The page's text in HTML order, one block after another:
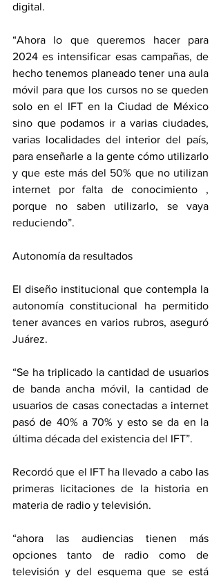
digital.
“Ahora lo que queremos hacer para
2024 es intensificar esas campañas, de
hecho tenemos planeado tener una aula
móvil para que los cursos no se queden
solo en el IFT en la Ciudad de México
sino que podamos ir a varias ciudades,
varias localidades del interior del país,
para enseñarle a la gente cómo utilizarlo
y que este más del 50% que no utilizan
internet por falta de conocimiento ,
porque no saben utilizarlo, se vaya
reduciendo”.
Autonomía da resultados
El diseño institucional que contempla la
autonomía constitucional ha permitido
tener avances en varios rubros, aseguró
Juárez.
“Se ha triplicado la cantidad de usuarios
de banda ancha móvil, la cantidad de
usuarios de casas conectadas a internet
pasó de 40% a 70% y esto se da en la
última década del existencia del IFT”.
Recordó que el IFT ha llevado a cabo las
primeras licitaciones de la historia en
materia de radio y televisión.
“ahora las audiencias tienen más
opciones tanto de radio como de
televisión y del esquema que se está